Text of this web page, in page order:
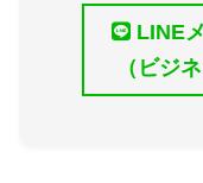
LINE
（ビジ